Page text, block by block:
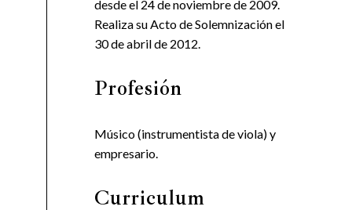
desde el 24 de noviembre de 2009.
Realiza su Acto de Solemnización el
30 de abril de 2012.
Profesión
Músico (instrumentista de viola) y
empresario.
Curriculum